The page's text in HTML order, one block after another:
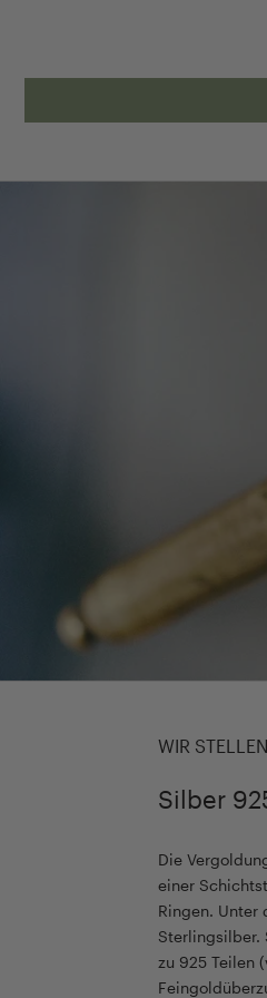
WIR
Silber
Die
einer
Ringen. Unter
Sterlingsilber.
zu 925 Teilen